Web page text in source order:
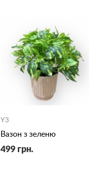
Y3
Вазон з зеленю
499 грн.